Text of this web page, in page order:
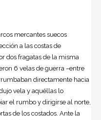
mercantes suecos
a las costas de
dos fragatas de la misma
6 velas de guerra –entre
directamente hacia
vela y aquéllas lo
el rumbo y dirigirse al norte,
de los costados. Ante la